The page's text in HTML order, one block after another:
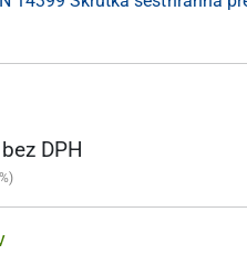
bez DPH